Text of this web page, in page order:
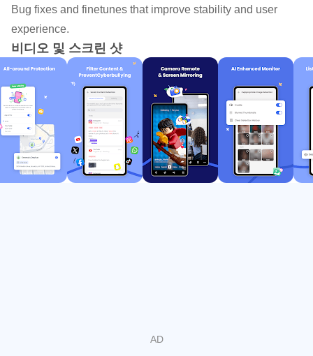
자 친화적인 설정 과정과 광범위한 모니터링 기능을 통해
AirDroid Parental Control은 부모들에게 자녀의 디지털 안
전을 보장하고 건강한 기기 사용 습관을 유지하는 데 필요한
필수 도구를 제공합니다.
Bug fixes and finetunes that improve stability and user
experience.
비디오 및 스크린 샷